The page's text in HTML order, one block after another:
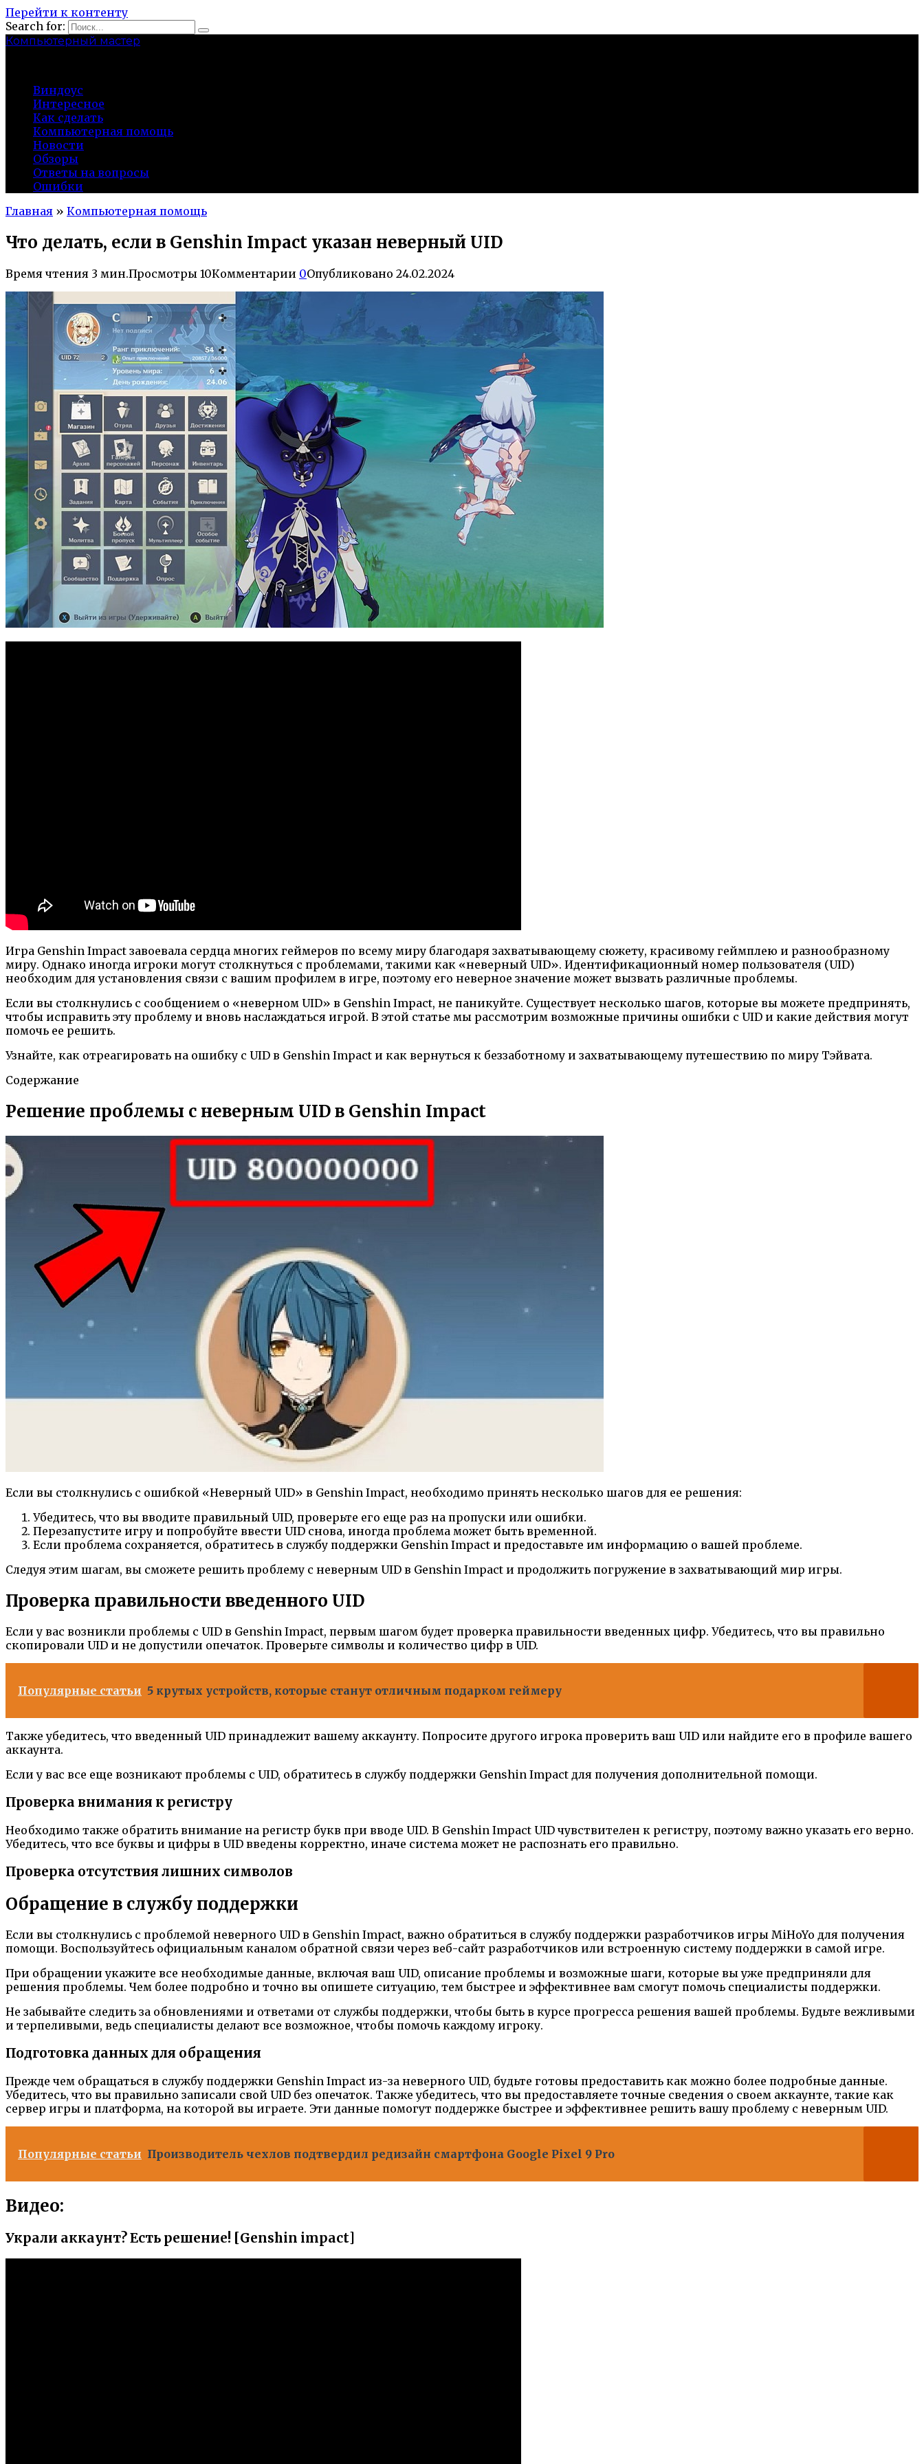
Перейти к контенту
Search for:
Компьютерный мастер
Виндоус
Интересное
Как сделать
Компьютерная помощь
Новости
Обзоры
Ответы на вопросы
Ошибки
Главная » Компьютерная помощь
Что делать, если в Genshin Impact указан неверный UID
Время чтения 3 мин.Просмотры 10Комментарии 0Опубликовано 24.02.2024
Игра Genshin Impact завоевала сердца многих геймеров по всему миру благодаря захватывающему сюжету, красивому геймплею и разнообразному
миру. Однако иногда игроки могут столкнуться с проблемами, такими как «неверный UID». Идентификационный номер пользователя (UID)
необходим для установления связи с вашим профилем в игре, поэтому его неверное значение может вызвать различные проблемы.
Если вы столкнулись с сообщением о «неверном UID» в Genshin Impact, не паникуйте. Существует несколько шагов, которые вы можете предпринять,
чтобы исправить эту проблему и вновь наслаждаться игрой. В этой статье мы рассмотрим возможные причины ошибки с UID и какие действия могут
помочь ее решить.
Узнайте, как отреагировать на ошибку с UID в Genshin Impact и как вернуться к беззаботному и захватывающему путешествию по миру Тэйвата.
Содержание
Решение проблемы с неверным UID в Genshin Impact
Если вы столкнулись с ошибкой «Неверный UID» в Genshin Impact, необходимо принять несколько шагов для ее решения:
Убедитесь, что вы вводите правильный UID, проверьте его еще раз на пропуски или ошибки.
Перезапустите игру и попробуйте ввести UID снова, иногда проблема может быть временной.
Если проблема сохраняется, обратитесь в службу поддержки Genshin Impact и предоставьте им информацию о вашей проблеме.
Следуя этим шагам, вы сможете решить проблему с неверным UID в Genshin Impact и продолжить погружение в захватывающий мир игры.
Проверка правильности введенного UID
Если у вас возникли проблемы с UID в Genshin Impact, первым шагом будет проверка правильности введенных цифр. Убедитесь, что вы правильно
скопировали UID и не допустили опечаток. Проверьте символы и количество цифр в UID.
Популярные статьи 5 крутых устройств, которые станут отличным подарком геймеру
Также убедитесь, что введенный UID принадлежит вашему аккаунту. Попросите другого игрока проверить ваш UID или найдите его в профиле вашего
аккаунта.
Если у вас все еще возникают проблемы с UID, обратитесь в службу поддержки Genshin Impact для получения дополнительной помощи.
Проверка внимания к регистру
Необходимо также обратить внимание на регистр букв при вводе UID. В Genshin Impact UID чувствителен к регистру, поэтому важно указать его верно.
Убедитесь, что все буквы и цифры в UID введены корректно, иначе система может не распознать его правильно.
Проверка отсутствия лишних символов
Обращение в службу поддержки
Если вы столкнулись с проблемой неверного UID в Genshin Impact, важно обратиться в службу поддержки разработчиков игры MiHoYo для получения
помощи. Воспользуйтесь официальным каналом обратной связи через веб-сайт разработчиков или встроенную систему поддержки в самой игре.
При обращении укажите все необходимые данные, включая ваш UID, описание проблемы и возможные шаги, которые вы уже предприняли для
решения проблемы. Чем более подробно и точно вы опишете ситуацию, тем быстрее и эффективнее вам смогут помочь специалисты поддержки.
Не забывайте следить за обновлениями и ответами от службы поддержки, чтобы быть в курсе прогресса решения вашей проблемы. Будьте вежливыми
и терпеливыми, ведь специалисты делают все возможное, чтобы помочь каждому игроку.
Подготовка данных для обращения
Прежде чем обращаться в службу поддержки Genshin Impact из-за неверного UID, будьте готовы предоставить как можно более подробные данные.
Убедитесь, что вы правильно записали свой UID без опечаток. Также убедитесь, что вы предоставляете точные сведения о своем аккаунте, такие как
сервер игры и платформа, на которой вы играете. Эти данные помогут поддержке быстрее и эффективнее решить вашу проблему с неверным UID.
Популярные статьи Производитель чехлов подтвердил редизайн смартфона Google Pixel 9 Pro
Видео:
Украли аккаунт? Есть решение! [Genshin impact]